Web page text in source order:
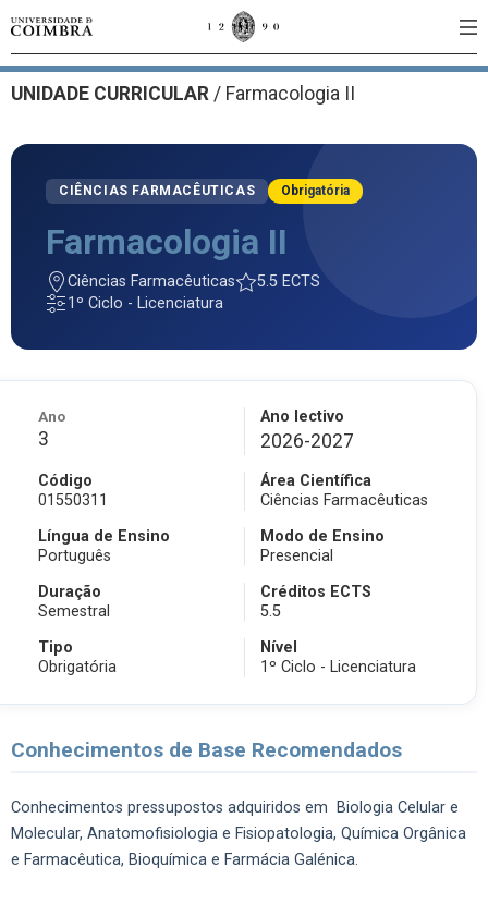
UNIDADE CURRICULAR / Farmacologia II
CIÊNCIAS FARMACÊUTICAS Obrigatória
Farmacologia II
Ciências Farmacêuticas
5.5 ECTS
1º Ciclo - Licenciatura
Ano
3
Ano lectivo
2026-2027
Código
01550311
Área Científica
Ciências Farmacêuticas
Língua de Ensino
Português
Modo de Ensino
Presencial
Duração
Semestral
Créditos ECTS
5.5
Tipo
Obrigatória
Nível
1º Ciclo - Licenciatura
Conhecimentos de Base Recomendados
Conhecimentos pressupostos adquiridos em Biologia Celular e
Molecular, Anatomofisiologia e Fisiopatologia, Química Orgânica
e Farmacêutica, Bioquímica e Farmácia Galénica.